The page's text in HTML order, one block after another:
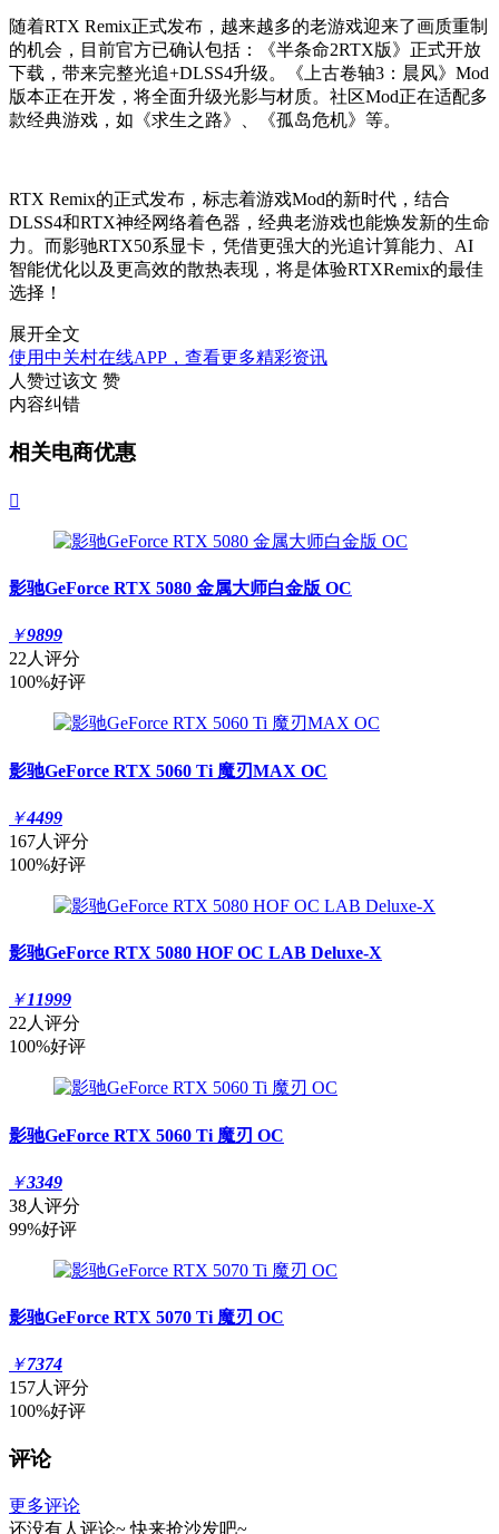
随着RTX Remix正式发布，越来越多的老游戏迎来了画质重制
的机会，目前官方已确认包括：《半条命2RTX版》正式开放
下载，带来完整光追+DLSS4升级。《上古卷轴3：晨风》Mod
版本正在开发，将全面升级光影与材质。社区Mod正在适配多
款经典游戏，如《求生之路》、《孤岛危机》等。
RTX Remix的正式发布，标志着游戏Mod的新时代，结合
DLSS4和RTX神经网络着色器，经典老游戏也能焕发新的生命
力。而影驰RTX50系显卡，凭借更强大的光追计算能力、AI
智能优化以及更高效的散热表现，将是体验RTXRemix的最佳
选择！
展开全文
使用中关村在线APP，查看更多精彩资讯
人赞过该文 赞
内容纠错
相关电商优惠

影驰GeForce RTX 5080 金属大师白金版 OC
￥9899
22人评分
100%好评
影驰GeForce RTX 5060 Ti 魔刃MAX OC
￥4499
167人评分
100%好评
影驰GeForce RTX 5080 HOF OC LAB Deluxe-X
￥11999
22人评分
100%好评
影驰GeForce RTX 5060 Ti 魔刃 OC
￥3349
38人评分
99%好评
影驰GeForce RTX 5070 Ti 魔刃 OC
￥7374
157人评分
100%好评
评论
更多评论
还没有人评论~ 快来抢沙发吧~